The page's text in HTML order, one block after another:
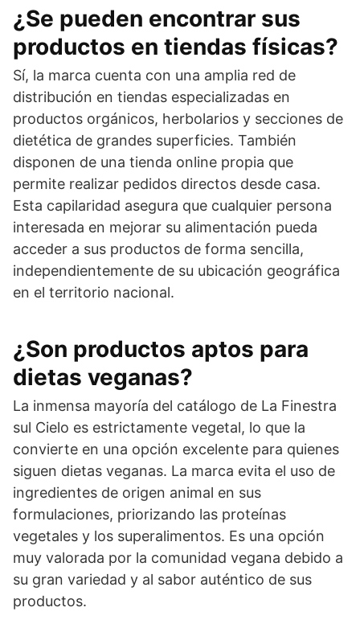
¿Se pueden encontrar sus
productos en tiendas físicas?
Sí, la marca cuenta con una amplia red de
distribución en tiendas especializadas en
productos orgánicos, herbolarios y secciones de
dietética de grandes superficies. También
disponen de una tienda online propia que
permite realizar pedidos directos desde casa.
Esta capilaridad asegura que cualquier persona
interesada en mejorar su alimentación pueda
acceder a sus productos de forma sencilla,
independientemente de su ubicación geográfica
en el territorio nacional.
¿Son productos aptos para
dietas veganas?
La inmensa mayoría del catálogo de La Finestra
sul Cielo es estrictamente vegetal, lo que la
convierte en una opción excelente para quienes
siguen dietas veganas. La marca evita el uso de
ingredientes de origen animal en sus
formulaciones, priorizando las proteínas
vegetales y los superalimentos. Es una opción
muy valorada por la comunidad vegana debido a
su gran variedad y al sabor auténtico de sus
productos.